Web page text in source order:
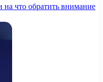
что обратить внимание